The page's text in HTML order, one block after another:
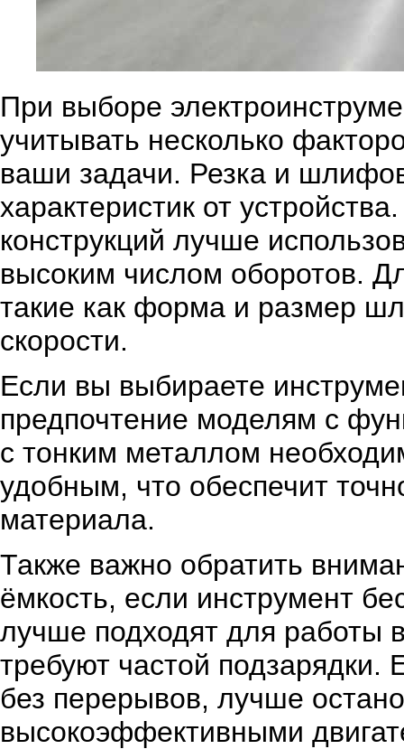
При выборе
учитывать несколько
ваши задачи. Резка и
характеристик от
конструкций лучше
высоким числом оборотов.
такие как форма и размер
скорости.
Если вы выбираете
предпочтение моделям с
с тонким металлом
удобным, что обеспечит
материала.
Также важно обратить
ёмкость, если инструмент
лучше подходят для работы
требуют частой подзарядки.
без перерывов, лучше
высокоэффективными